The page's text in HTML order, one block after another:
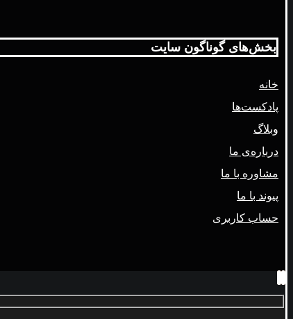
بخش‌های گوناگون سایت
خانه
پادکست‌ها
وبلاگ
درباره‌ی ما
مشاوره با ما
پیوند با ما
حساب کاربری